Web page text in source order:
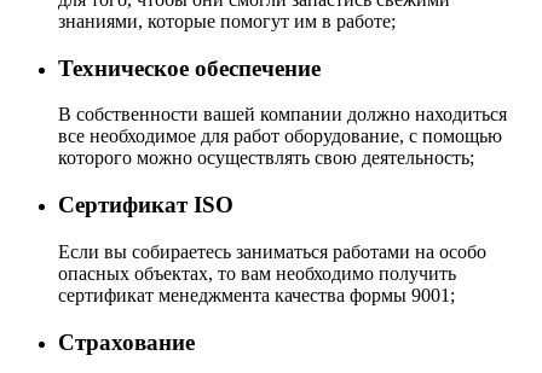
знаниями, которые помогут им в работе;
Техническое обеспечение
В собственности вашей компании должно находиться
все необходимое для работ оборудование, с помощью
которого можно осуществлять свою деятельность;
Сертификат ISO
Если вы собираетесь заниматься работами на особо
опасных объектах, то вам необходимо получить
сертификат менеджмента качества формы 9001;
Страхование